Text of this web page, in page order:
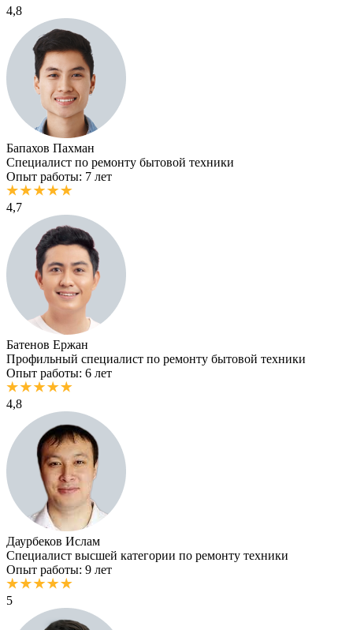
4,8
Бапахов Пахман
Специалист по ремонту бытовой техники
Опыт работы: 7 лет
4,7
Батенов Ержан
Профильный специалист по ремонту бытовой техники
Опыт работы: 6 лет
4,8
Даурбеков Ислам
Специалист высшей категории по ремонту техники
Опыт работы: 9 лет
5